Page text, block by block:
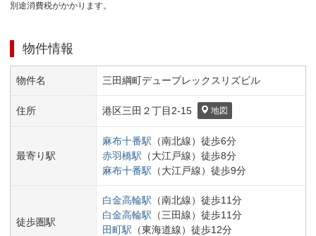
別途消費税がかかります。
物件情報
物件名 三田綱町デュープレックスリズビル
住所 港区三田２丁目 2-15 地図
最寄り駅
麻布十番駅 （南北線） 徒歩6分
赤羽橋駅 （大江戸線） 徒歩8分
麻布十番駅 （大江戸線） 徒歩9分
徒歩圏駅
白金高輪駅 （南北線） 徒歩11分
白金高輪駅 （三田線） 徒歩11分
田町駅 （東海道線） 徒歩12分